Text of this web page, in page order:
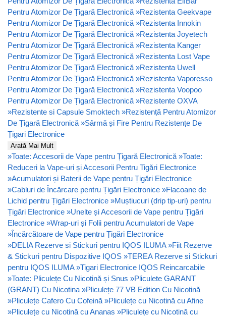
Pentru Atomizor De Țigară Electronică »Rezistenta Geekvape
Pentru Atomizor De Țigară Electronică »Rezistenta Innokin
Pentru Atomizor De Țigară Electronică »Rezistenta Joyetech
Pentru Atomizor De Țigară Electronică »Rezistenta Kanger
Pentru Atomizor De Țigară Electronică »Rezistenta Lost Vape
Pentru Atomizor De Țigară Electronică »Rezistenta Uwell
Pentru Atomizor De Țigară Electronică »Rezistenta Vaporesso
Pentru Atomizor De Țigară Electronică »Rezistenta Voopoo
Pentru Atomizor De Țigară Electronică »Rezistente OXVA
»Rezistente si Capsule Smoktech »Rezistență Pentru Atomizor
De Țigară Electronică »Sârmă și Fire Pentru Rezistențe De
Țigari Electronice
Arată Mai Mult
»Toate: Accesorii de Vape pentru Țigară Electronică »Toate:
Reduceri la Vape-uri și Accesorii Pentru Tigări Electronice
»Acumulatori și Baterii de Vape pentru Țigări Electronice
»Cabluri de Încărcare pentru Țigări Electronice »Flacoane de
Lichid pentru Țigări Electronice »Muștiucuri (drip tip-uri) pentru
Țigări Electronice »Unelte și Accesorii de Vape pentru Țigări
Electronice »Wrap-uri și Folii pentru Acumulatori de Vape
»Încărcătoare de Vape pentru Țigări Electronice
»DELIA Rezerve si Stickuri pentru IQOS ILUMA »Fiit Rezerve
& Stickuri pentru Dispozitive IQOS »TEREA Rezerve si Stickuri
pentru IQOS ILUMA »Tigari Electronice IQOS Reincarcabile
»Toate: Pliculețe Cu Nicotină și Snus »Pliculete GARANT
(GRANT) Cu Nicotina »Pliculețe 77 VB Edition Cu Nicotină
»Pliculețe Cafero Cu Cofeină »Pliculețe cu Nicotină cu Afine
»Pliculețe cu Nicotină cu Ananas »Pliculețe cu Nicotină cu